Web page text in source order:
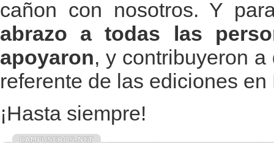
cañon con nosotros. Y
abrazo a todas las
apoyaron, y contribuyeron
referente de las ediciones
¡Hasta siempre!